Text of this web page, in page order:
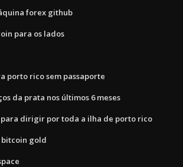
forex github
para os lados
porto rico sem passaporte
da prata nos últimos 6 meses
para dirigir por toda a ilha de porto rico
bitcoin gold